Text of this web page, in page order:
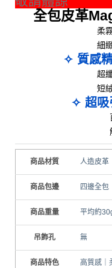
全包皮革
柔
細
✧ 質感
超
短
✧ 超吸
商品材質 人造皮革
商品包邊 四邊全包
商品重量 平均約
吊飾孔 無
商品特色
高質感｜